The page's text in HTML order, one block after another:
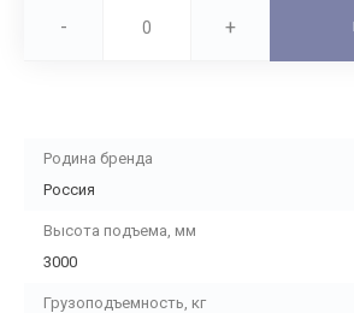
- +
Родина бренда
Россия
Высота подъема, мм
3000
Грузоподъемность, кг